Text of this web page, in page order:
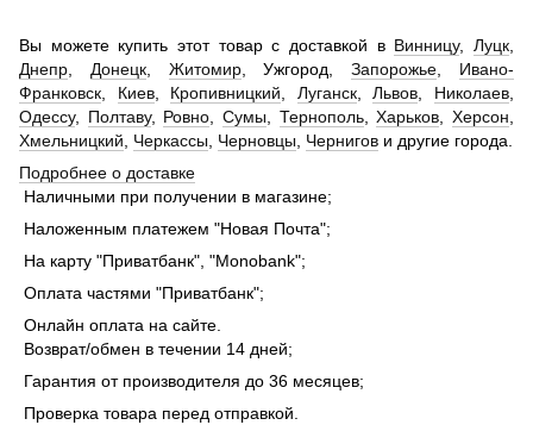
Вы можете купить этот товар с доставкой в Винницу,Луцк
Днепр
Донецк, Житомир, Ужгород,Запорожье
Ивано-
Франковск
Киев, Кропивницкий Луганск,Львов Николаев
Одессу, Полтаву, Ровно ,Сумы Тернополь,Харьков ,Херсон
Хмельницкий
Черкассы Черновцы Чернигов и другие города.
Подробнее о доставке
Наличными при получении в магазине;
Наложенным платежем "Новая Почта";
На карту "Приватбанк", "Monobank";
Оплата частями "Приватбанк";
Онлайн оплата на сайте.
Возврат/обмен в течении 14 дней;
Гарантия от производителя до 36 месяцев;
Проверка товара перед отправкой.